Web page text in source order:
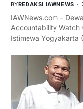
BYREDAKSI IAWNEWS
IAWNews.com –
Accountability Watch
Istimewa Yogyakarta